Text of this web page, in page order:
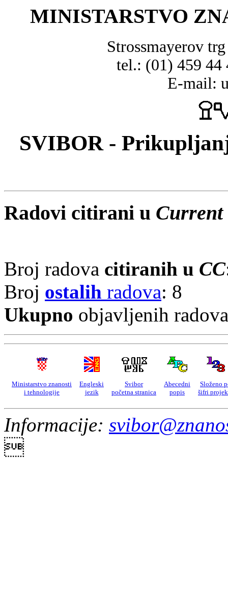
MINISTARSTVO
Strossmayerov
tel.: (01) 459 44
E-mail:
SVIBOR -
Radovi citirani u Current
Broj radova citiranih u CC
Broj ostalih radova: 8
Ukupno objavljenih
Ministarstvo znanosti
i tehnologije
Engleski
jezik
Svibor
početna stranica
Abecedni
popis
Složeno
šifri
Informacije:
